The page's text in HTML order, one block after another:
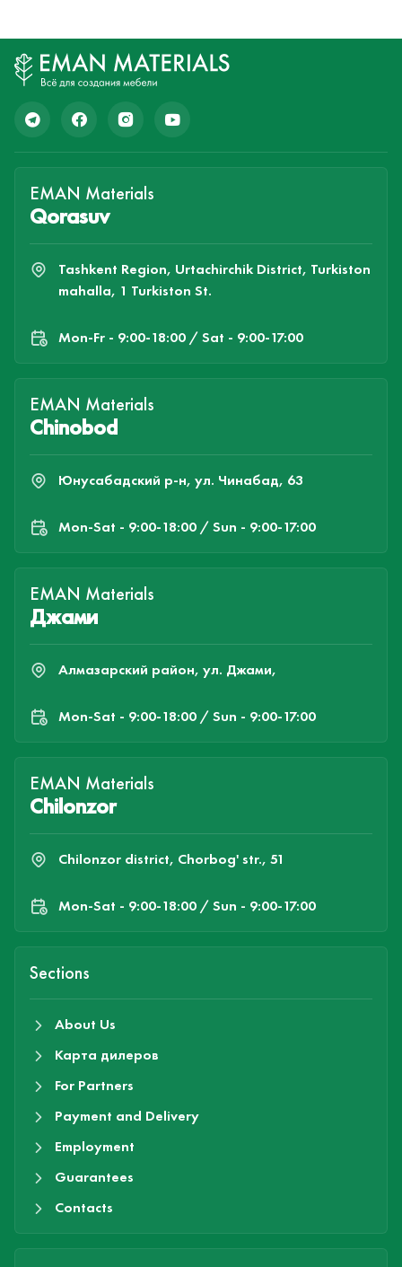
EMAN Materials
Qorasuv
Tashkent Region, Urtachirchik District, Turkiston
mahalla, 1 Turkiston St.
Mon-Fr - 9:00-18:00 / Sat - 9:00-17:00
EMAN Materials
Chinobod
Юнусабадский р-н, ул. Чинабад, 63
Mon-Sat - 9:00-18:00 / Sun - 9:00-17:00
EMAN Materials
Джами
Алмазарский район, ул. Джами,
Mon-Sat - 9:00-18:00 / Sun - 9:00-17:00
EMAN Materials
Chilonzor
Chilonzor district, Chorbog' str., 51
Mon-Sat - 9:00-18:00 / Sun - 9:00-17:00
Sections
About Us
Карта дилеров
For Partners
Payment and Delivery
Employment
Guarantees
Contacts